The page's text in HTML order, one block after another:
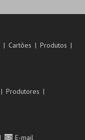
Cartões
Produtos
Produtores
E-mail